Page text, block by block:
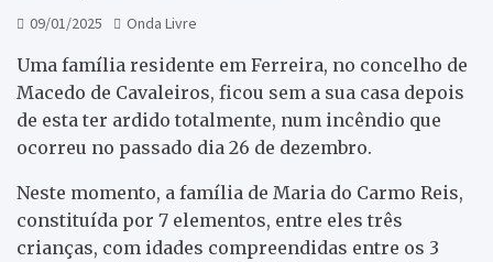
09/01/2025 Onda Livre
Uma família residente em Ferreira, no concelho de
Macedo de Cavaleiros, ficou sem a sua casa depois
de esta ter ardido totalmente, num incêndio que
ocorreu no passado dia 26 de dezembro.
Neste momento, a família de Maria do Carmo Reis,
constituída por 7 elementos, entre eles três
crianças, com idades compreendidas entre os 3